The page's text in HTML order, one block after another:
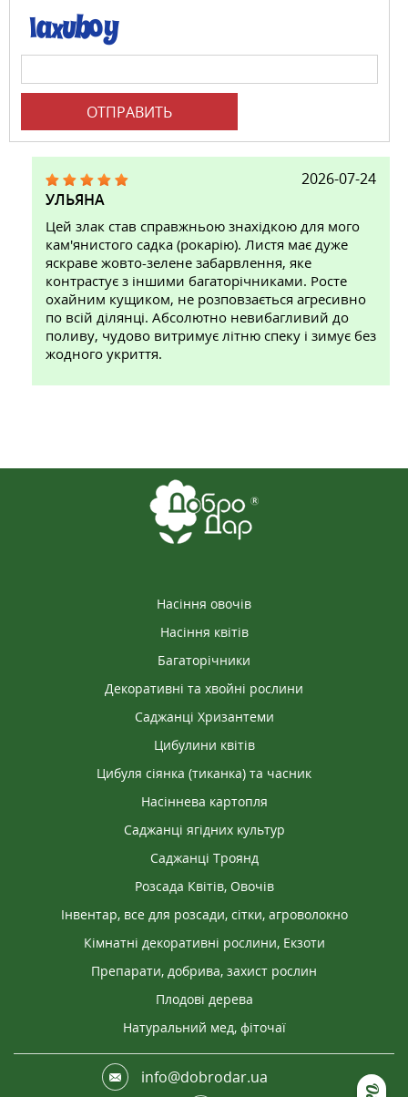
ОТПРАВИТЬ
2026-07-24
УЛЬЯНА
Цей злак став справжньою знахідкою для мого
кам'янистого садка (рокарію). Листя має дуже
яскраве жовто-зелене забарвлення, яке
контрастує з іншими багаторічниками. Росте
охайним кущиком, не розповзається агресивно
по всій ділянці. Абсолютно невибагливий до
поливу, чудово витримує літню спеку і зимує без
жодного укриття.
Насіння овочів
Насіння квітів
Багаторічники
Декоративні та хвойні рослини
Саджанці Хризантеми
Цибулини квітів
Цибуля сіянка (тиканка) та часник
Насіннева картопля
Саджанці ягідних культур
Саджанці Троянд
Розсада Квітів, Овочів
Інвентар, все для розсади, сітки, агроволокно
Кімнатні декоративні рослини, Екзоти
Препарати, добрива, захист рослин
Плодові дерева
Натуральний мед, фіточаї
info@dobrodar.ua